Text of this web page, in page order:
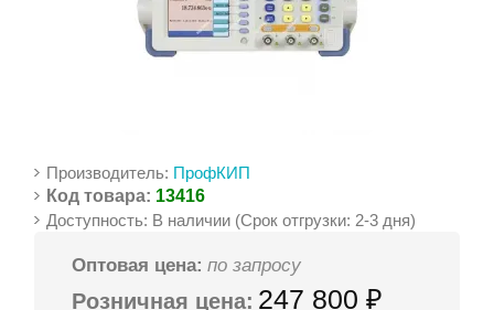
Производитель: ПрофКИП
Код товара: 13416
Доступность: В наличии (Срок отгрузки: 2-3 дня)
Оптовая цена: по запросу
Розничная цена: 247 800 ₽